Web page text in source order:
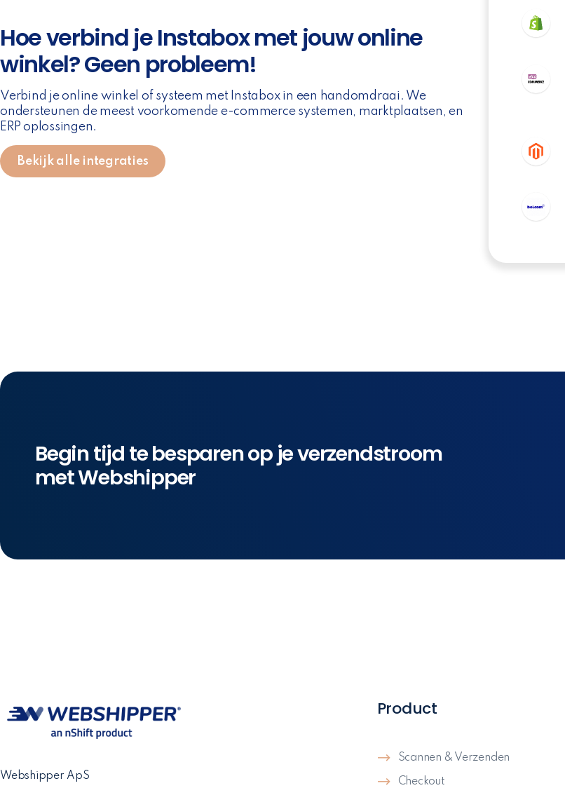
Hoe verbind je Instabox met jouw online
winkel? Geen probleem!
Verbind je online winkel of systeem met Instabox in een handomdraai. We
ondersteunen de meest voorkomende e-commerce systemen, marktplaatsen, en
ERP oplossingen.
Bekijk alle integraties
Begin tijd te besparen op je verzendstroom
met Webshipper
Webshipper ApS
Product
Scannen & Verzenden
Checkout